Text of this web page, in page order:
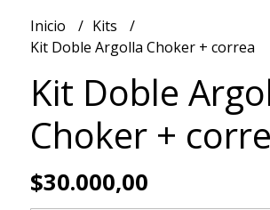
Inicio
Kits
Kit Doble Argolla Choker + correa
Kit Doble
Choker +
$30.000,00